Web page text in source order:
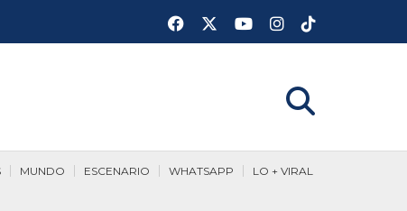
LO + VIRAL
WHATSAPP
ESCENARIO
MUNDO